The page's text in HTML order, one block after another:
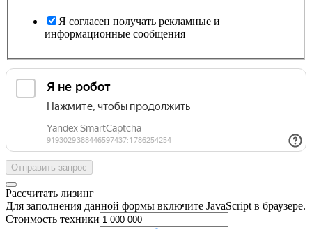
Я согласен получать рекламные и
информационные сообщения
Отправить запрос
Рассчитать лизинг
Для заполнения данной формы включите JavaScript в браузере.
Стоимость техники